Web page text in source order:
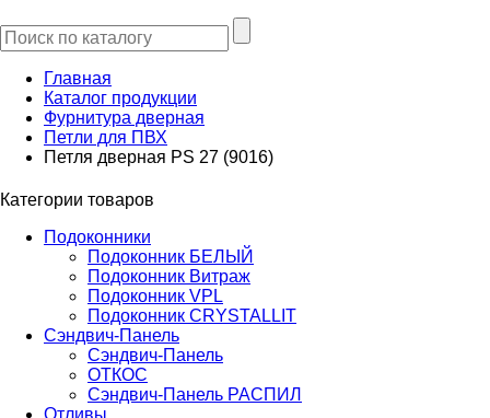
Главная
Каталог продукции
Фурнитура дверная
Петли для ПВХ
Петля дверная PS 27 (9016)
Категории товаров
Подоконники
Подоконник БЕЛЫЙ
Подоконник Витраж
Подоконник VPL
Подоконник CRYSTALLIT
Сэндвич-Панель
Сэндвич-Панель
ОТКОС
Сэндвич-Панель РАСПИЛ
Отливы